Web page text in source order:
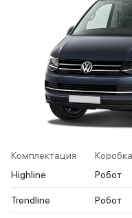
Комплектация
Highline
Робот
Trendline Робот